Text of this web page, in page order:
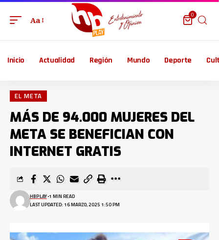
Aa
0
Inicio Actualidad Región Mundo Deporte
EL META
MÁS DE 94.000 MUJERES DEL
META SE BENEFICIAN CON
INTERNET GRATIS
LAST UPDATED: 16 MARZO, 2025 1:50 PM
HBPLAY 1 MIN READ